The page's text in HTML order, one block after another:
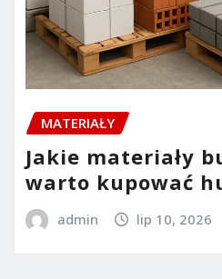
MATERIAŁY
Jakie materiały
warto kupować
admin lip 10, 2026